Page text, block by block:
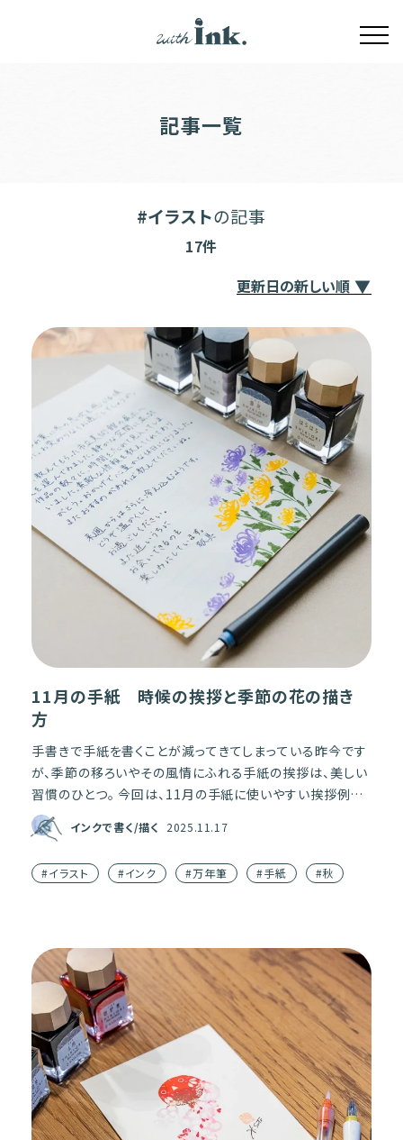
記事一覧
#イラストの記事
17件
11月の手紙 時候の挨拶と季節の花の描き
方
手書きで手紙を書くことが減ってきてしまっている昨今です
が、季節の移ろいやその風情にふれる手紙の挨拶は、美しい
習慣のひとつ。 今回は、11月の手紙に使いやすい挨拶例文
と、文章に添えるだけで紙面がはなやぐ季節の花「菊」の描
き […]
インクで書く/描く 2025.11.17
#イラスト #インク #万年筆 #手紙 #秋